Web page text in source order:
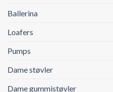
Ballerina
Loafers
Pumps
Dame støvler
Dame gummistøvler